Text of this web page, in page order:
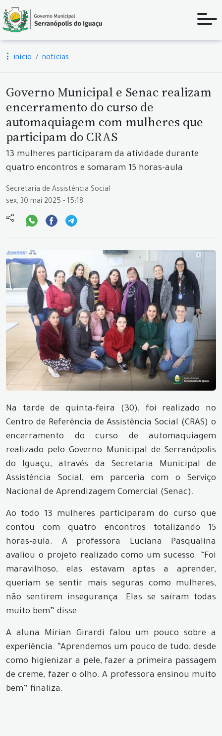
início notícias
Governo Municipal e Senac realizam
encerramento do curso de
automaquiagem com mulheres que
participam do CRAS
13 mulheres participaram da atividade durante
quatro encontros e somaram 15 horas-aula
Secretaria de Assistência Social
sex, 30 mai 2025 - 15:18
Na tarde de quinta-feira (30), foi realizado no
Centro de Referência de Assistência Social (CRAS) o
encerramento do curso de automaquiagem
realizado pelo Governo Municipal de Serranópolis
do Iguaçu, através da Secretaria Municipal de
Assistência Social, em parceria com o Serviço
Nacional de Aprendizagem Comercial (Senac).
Ao todo 13 mulheres participaram do curso que
contou com quatro encontros totalizando 15
horas-aula. A professora Luciana Pasqualina
avaliou o projeto realizado como um sucesso. “Foi
maravilhoso, elas estavam aptas a aprender,
queriam se sentir mais seguras como mulheres,
não sentirem insegurança. Elas se saíram todas
muito bem” disse.
A aluna Mirian Girardi falou um pouco sobre a
experiência. “Aprendemos um pouco de tudo, desde
como higienizar a pele, fazer a primeira passagem
de creme, fazer o olho. A professora ensinou muito
bem” finaliza.